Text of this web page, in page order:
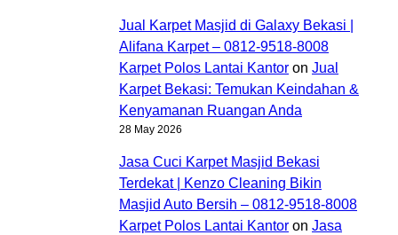
Jual Karpet Masjid di Galaxy Bekasi |
Alifana Karpet – 0812-9518-8008
Karpet Polos Lantai Kantor on Jual
Karpet Bekasi: Temukan Keindahan &
Kenyamanan Ruangan Anda
28 May 2026
Jasa Cuci Karpet Masjid Bekasi
Terdekat | Kenzo Cleaning Bikin
Masjid Auto Bersih – 0812-9518-8008
Karpet Polos Lantai Kantor on Jasa